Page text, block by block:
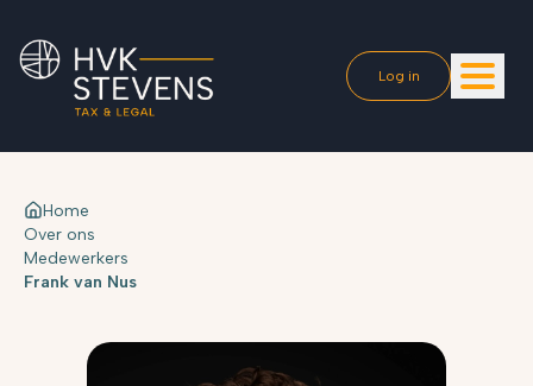
Log in
Home
Over ons
Medewerkers
Frank van Nus